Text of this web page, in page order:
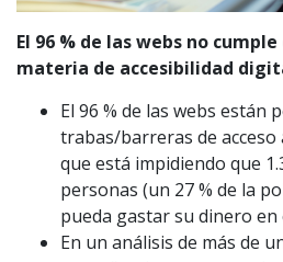
El 96 % de las webs no
materia de accesibilidad
El 96 % de las webs están
trabas/barreras de acceso
que está impidiendo que
personas (un 27 % de la
pueda gastar su dinero en
En un análisis de más de